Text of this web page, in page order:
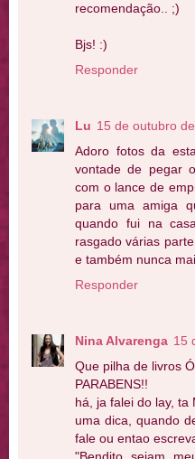
recomendação.. ;)
Bjs! :)
Responder
Lu 15 de outubro
Adoro fotos da
vontade de pegar
com o lance de
para uma amiga
quando fui na
rasgado várias
e também nunca
Responder
Nina Alvarenga 15
Que pilha de livros
PARABENS!!
há, ja falei do lay, ta
uma dica, quando
fale ou entao